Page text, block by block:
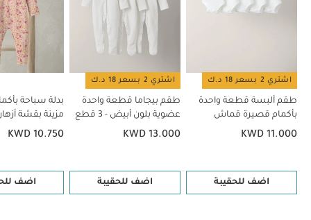
اشتري 2 بسعر 18 د.ك
طقم ألبسة قطعة واحدة
بأكمام قصيرة قماش
عضوي بلون أبيض - 5 قطع
KWD 11.000
اضف للحقيبة
اشتري 2 بسعر 18 د.ك
طقم بيجاما قطعة واحدة
عضوية بلون أبيض - 3 قطع
KWD 13.000
اضف للحقيبة
بدلة سباحة
مزينة بقشة أزهار
KWD 10.750
اضف